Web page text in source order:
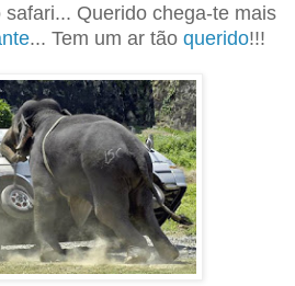
Querido chega-te mais
... Tem um ar tão querido!!!